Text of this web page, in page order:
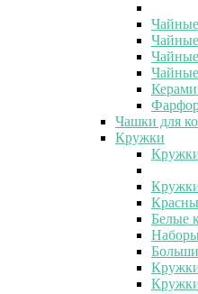
Чашки для
Кружки
Белые